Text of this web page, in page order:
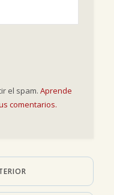
el spam. Aprende
comentarios.